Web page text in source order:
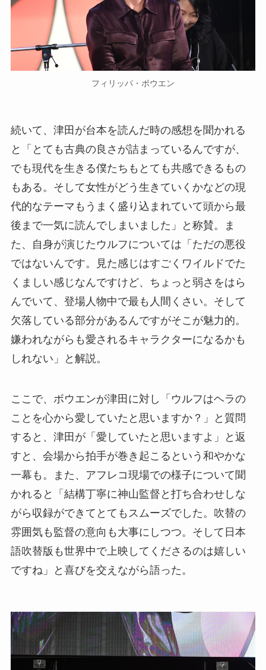
フィリッパ・ボウエン
続いて、津田が台本を読んだ時の感想を聞かれる
と「とても古典の良さが詰まっているんですが、
でも現代を生きる僕たちもとても共感できるもの
もある。そして女性がどう生きていくかなどの現
代的なテーマもうまく盛り込まれていて頭から最
後まで一気に読んでしまいました」と称賛。ま
た、自身が演じたウルフについては「ただの悪役
ではないんです。見た感じはすごくワイルドでた
くましい感じなんですけど、ちょっと弱さをはら
んでいて、登場人物中で最も人間くさい。そして
欠落している部分があるんですがそこが魅力的。
嫌われながらも愛されるキャラクターになるかも
しれない」と解説。
ここで、ボウエンが津田に対し「ウルフはヘラの
ことを心から愛していたと思いますか？」と質問
すると、津田が「愛していたと思いますよ」と返
すと、会場から拍手が巻き起こるという和やかな
一幕も。また、アフレコ現場での様子について聞
かれると「結構丁寧に神山監督と打ち合わせしな
がら収録ができてとてもスムーズでした。吹替の
雰囲気も監督の意向も大事にしつつ。そして日本
語吹替版も世界中で上映してくださるのは嬉しい
ですね」と喜びを交えながら語った。